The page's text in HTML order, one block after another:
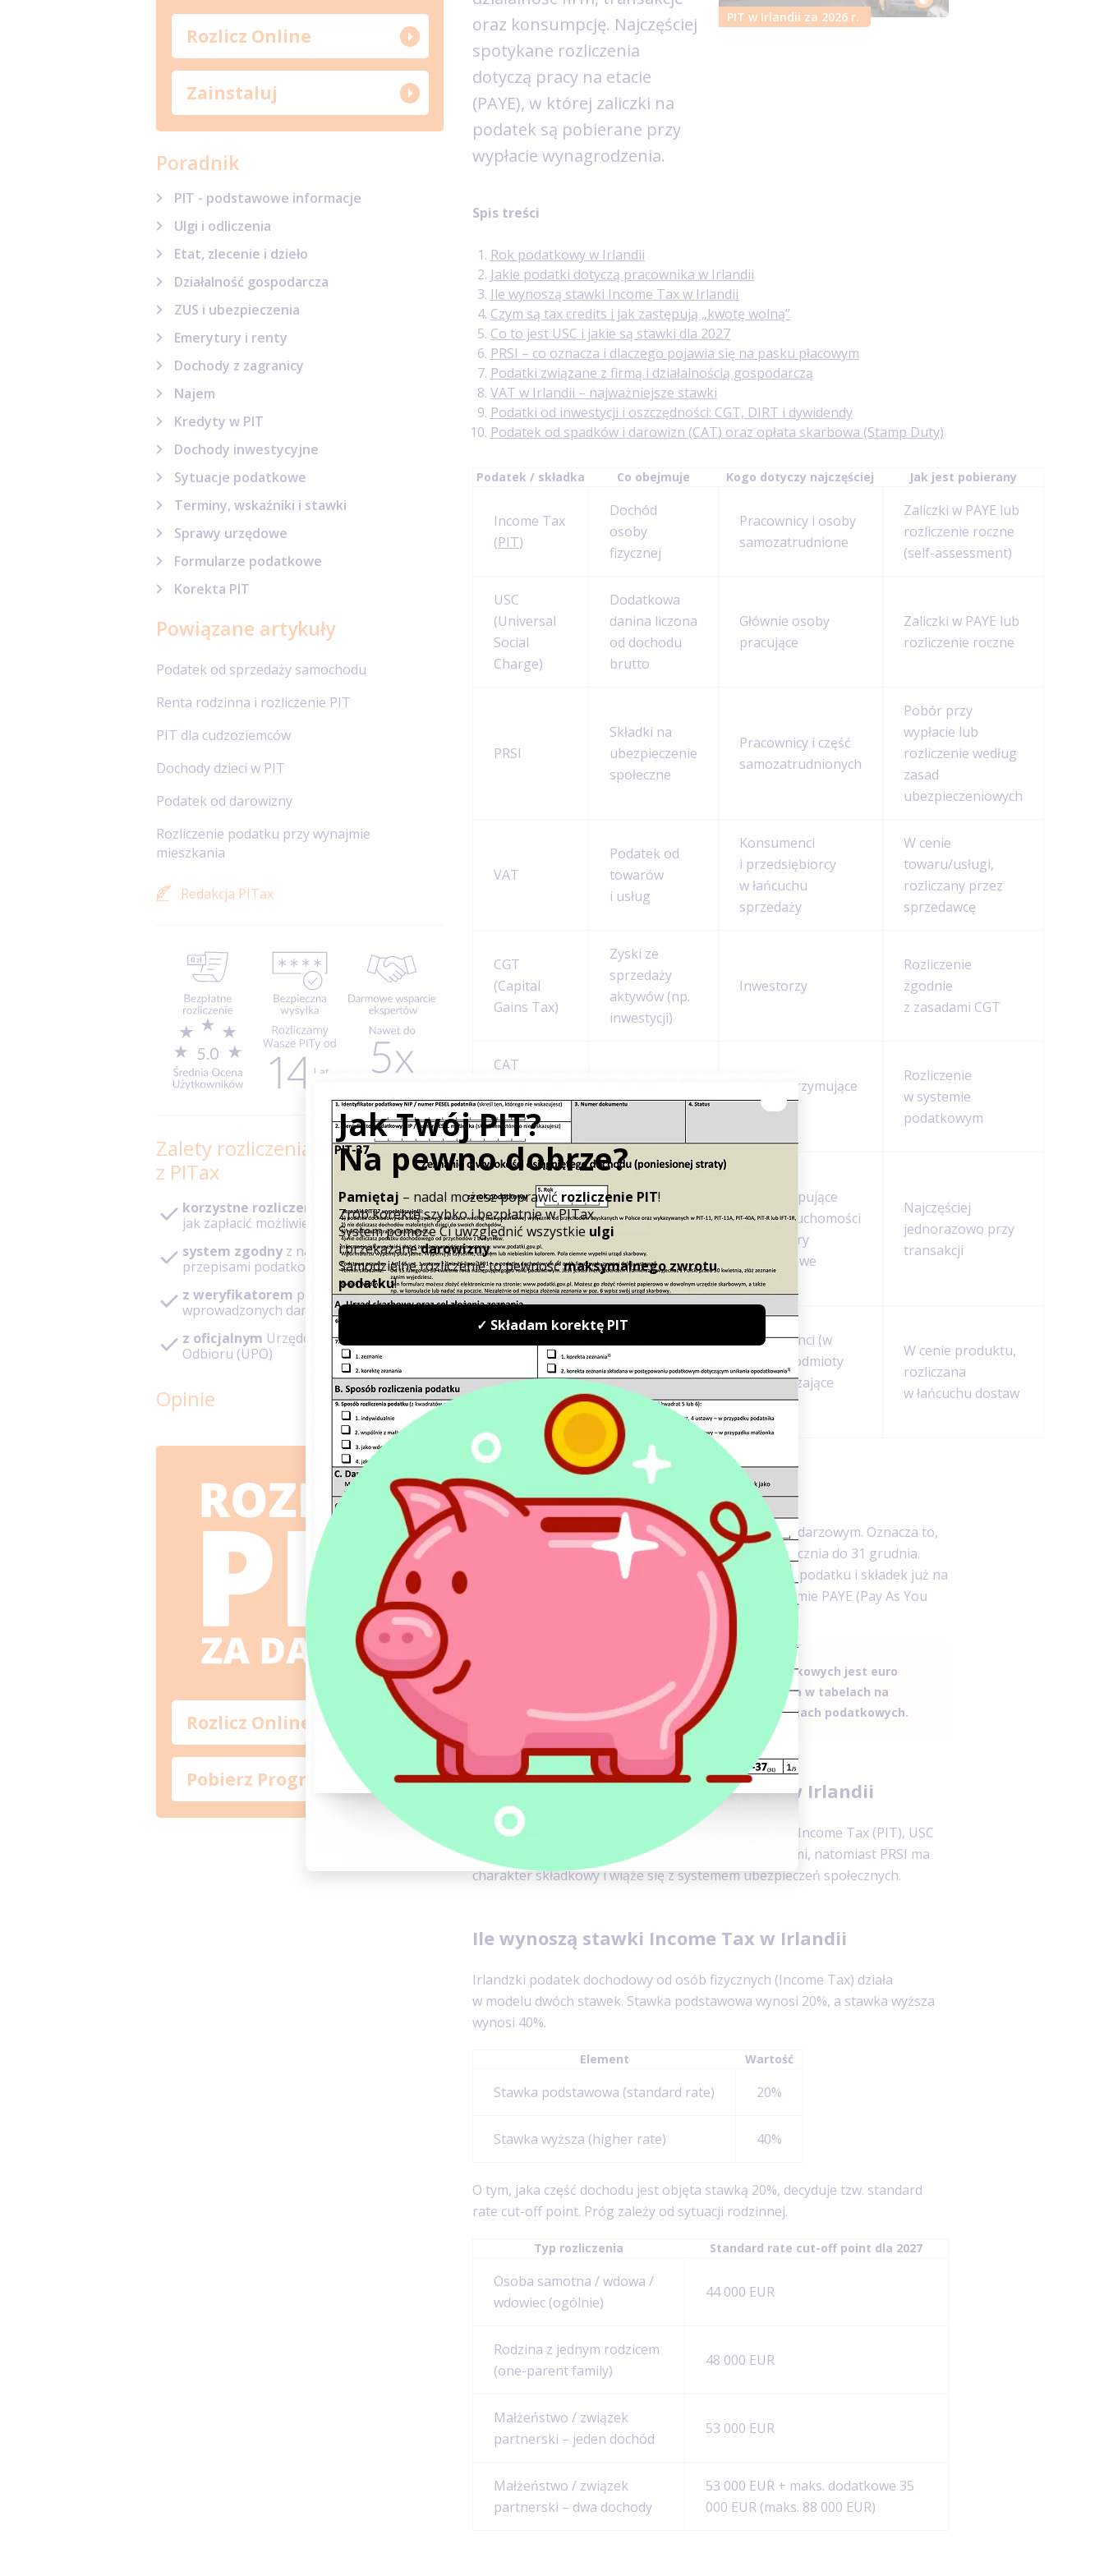
oraz konsumpcję. Najczęściej
spotykane rozliczenia
dotyczą pracy na etacie
(PAYE), w której zaliczki na
podatek są pobierane przy
wypłacie wynagrodzenia.
PIT w Irlandii za 2026 r.
Spis treści
Rok podatkowy w Irlandii
Jakie podatki dotyczą pracownika w Irlandii
Ile wynoszą stawki Income Tax w Irlandii
Czym są tax credits i jak zastępują „kwotę wolną”
Co to jest USC i jakie są stawki dla 2027
PRSI – co oznacza i dlaczego pojawia się na pasku płacowym
Podatki związane z firmą i działalnością gospodarczą
VAT w Irlandii – najważniejsze stawki
Podatki od inwestycji i oszczędności: CGT, DIRT i dywidendy
Podatek od spadków i darowizn (CAT) oraz opłata skarbowa (Stamp Duty)
Podatek / składka Co obejmuje Kogo dotyczy najczęściej Jak jest pobierany
Income Tax
(PIT)
Dochód
osoby
fizycznej
Pracownicy i osoby
samozatrudnione
Zaliczki w PAYE lub
rozliczenie roczne
(self-assessment)
USC
(Universal
Social
Charge)
Dodatkowa
danina liczona
od dochodu
brutto
Głównie osoby
pracujące
Zaliczki w PAYE lub
rozliczenie roczne
PRSI
Składki na
ubezpieczenie
społeczne
Pracownicy i część
samozatrudnionych
Pobór przy
wypłacie lub
rozliczenie według
zasad
ubezpieczeniowych
VAT
Podatek od
towarów
i usług
Konsumenci
i przedsiębiorcy
w łańcuchu
sprzedaży
W cenie
towaru/usługi,
rozliczany przez
sprzedawcę
CGT
(Capital
Gains Tax)
Zyski ze
sprzedaży
aktywów (np.
inwestycji)
Inwestorzy
Rozliczenie
zgodnie
z zasadami CGT
CAT
Acquisitions
Tax)
i spadki
Osoby otrzymujące
majątek
Rozliczenie
w systemie
podatkowym
Stamp Duty
Opłata
skarbowa od
wybranych
czynności (np.
dokumentów
i transakcji)
Osoby kupujące
m.in. nieruchomości
lub papiery
wartościowe
Najczęściej
jednorazowo przy
transakcji
Excise Duty
Akcyza (m.in.
paliwo,
alkohol,
wyroby
tytoniowe)
Konsumenci (w
cenie) i podmioty
wprowadzające
towar
W cenie produktu,
rozliczana
w łańcuchu dostaw
Rok podatkowy w Irlandii
Rok podatkowy w Irlandii pokrywa się z rokiem kalendarzowym. Oznacza to,
że rozliczenia dotyczą dochodów uzyskanych od 1 stycznia do 31 grudnia.
W praktyce większość pracowników widzi potrącenia podatku i składek już na
pasku płacowym, ponieważ rozliczenie działa w systemie PAYE (Pay As You
W Irlandii podstawową walutą rozliczeń podatkowych jest euro
(EUR). Wysokość progów i ulg jest publikowana w tabelach na
stronach Revenue i zmienia się w kolejnych latach podatkowych.
Jakie podatki dotyczą pracownika w Irlandii
Pracownik najczęściej spotyka trzy pozycje obciążeń: Income Tax (PIT), USC
oraz PRSI. Income Tax i USC są daninami podatkowymi, natomiast PRSI ma
charakter składkowy i wiąże się z systemem ubezpieczeń społecznych.
Ile wynoszą stawki Income Tax w Irlandii
Irlandzki podatek dochodowy od osób fizycznych (Income Tax) działa
w modelu dwóch stawek. Stawka podstawowa wynosi 20%, a stawka wyższa
wynosi 40%.
Element Wartość
Stawka podstawowa (standard rate) 20%
Stawka wyższa (higher rate) 40%
O tym, jaka część dochodu jest objęta stawką 20%, decyduje tzw. standard
rate cut-off point. Próg zależy od sytuacji rodzinnej.
Typ rozliczenia Standard rate cut-off point dla 2027
Osoba samotna / wdowa /
wdowiec (ogólnie)
44 000 EUR
Rodzina z jednym rodzicem
(one-parent family)
48 000 EUR
Małżeństwo / związek
partnerski – jeden dochód
53 000 EUR
Małżeństwo / związek
partnerski – dwa dochody
53 000 EUR + maks. dodatkowe 35
000 EUR (maks. 88 000 EUR)
Rozlicz Online
Zainstaluj
Poradnik
PIT - podstawowe informacje
Ulgi i odliczenia
Etat, zlecenie i dzieło
Działalność gospodarcza
ZUS i ubezpieczenia
Emerytury i renty
Dochody z zagranicy
Najem
Kredyty w PIT
Dochody inwestycyjne
Sytuacje podatkowe
Terminy, wskaźniki i stawki
Sprawy urzędowe
Formularze podatkowe
Korekta PIT
Powiązane artykuły
Podatek od sprzedaży samochodu
Renta rodzinna i rozliczenie PIT
PIT dla cudzoziemców
Dochody dzieci w PIT
Podatek od darowizny
Rozliczenie podatku przy wynajmie
mieszkania
Redakcja PITax
Zalety rozliczenia PIT
z PITax
korzystne rozliczenie
– podpowiadamy
jak zapłacić możliwie niski podatek
system zgodnyz najnowszymi
przepisami podatkowymi
z weryfikatorem poprawności
wprowadzonych danych
z oficjalnym Urzędowym Poświadczeniem
Odbioru (UPO)
Opinie
Rozlicz Online
Pobierz Program